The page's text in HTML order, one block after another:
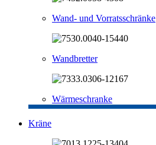
Wand- und Vorratsschränke
Wandbretter
Wärmeschranke
Kräne